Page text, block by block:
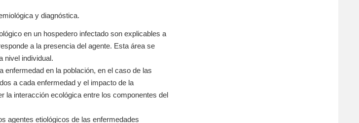
y diagnóstica.
en un hospedero infectado son explicables a
a la presencia del agente. Esta área se
nivel individual.
enfermedad en la población, en el caso de las
a cada enfermedad y el impacto de la
interacción ecológica entre los componentes del
agentes etiológicos de las enfermedades